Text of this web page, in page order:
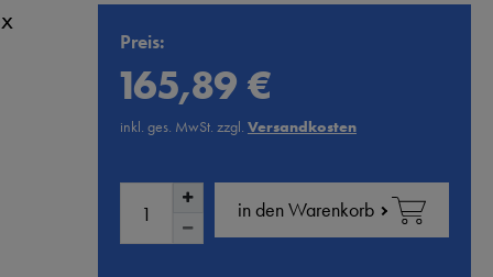
Preis:
165,89 €
inkl. ges. MwSt. zzgl. Versandkosten
in den Warenkorb